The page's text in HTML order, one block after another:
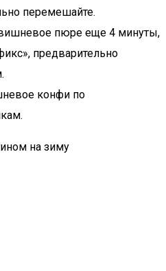
перемешайте.
пюре еще 4 минуты,
предварительно
конфи по
на зиму